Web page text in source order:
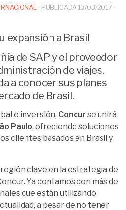
· PUBLICADA 13/03/2017 ·
de SAP y el proveedor
de viajes,
a conocer sus planes
de Brasil.
e inversión, Concur se unirá
Paulo, ofreciendo soluciones
clientes basados en Brasil y
clave en la estrategia de
Ya contamos con más de
que están utilizando
a pesar de no tener